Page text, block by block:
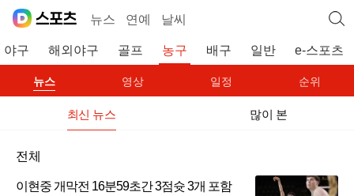
뉴스 연예 날씨
야구 해외야구 골프 농구 배구 일반 e-스포츠
뉴스 영상 일정 순위
최신 뉴스 많이 본
전체
이현중 개막전 16분59초간 3점슛 3개 포함